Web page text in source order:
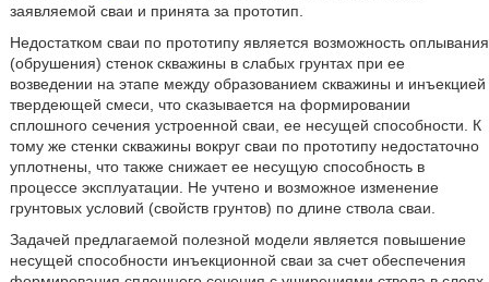
заявляемой сваи и принята за прототип.
Недостатком сваи по прототипу является возможность оплывания
(обрушения) стенок скважины в слабых грунтах при ее
возведении на этапе между образованием скважины и инъекцией
твердеющей смеси, что сказывается на формировании
сплошного сечения устроенной сваи, ее несущей способности. К
тому же стенки скважины вокруг сваи по прототипу недостаточно
уплотнены, что также снижает ее несущую способность в
процессе эксплуатации. Не учтено и возможное изменение
грунтовых условий (свойств грунтов) по длине ствола сваи.
Задачей предлагаемой полезной модели является повышение
несущей способности инъекционной сваи за счет обеспечения